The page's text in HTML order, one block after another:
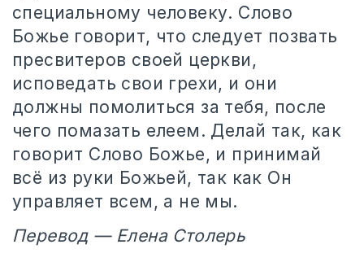
специальному человеку. Слово
Божье говорит, что следует позвать
пресвитеров своей церкви,
исповедать свои грехи, и они
должны помолиться за тебя, после
чего помазать елеем. Делай так, как
говорит Слово Божье, и принимай
всё из руки Божьей, так как Он
управляет всем, а не мы.
Перевод — Елена Столерь